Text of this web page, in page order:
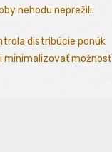
nehodu neprežili.
distribúcie ponúk
minimalizovať možnosť